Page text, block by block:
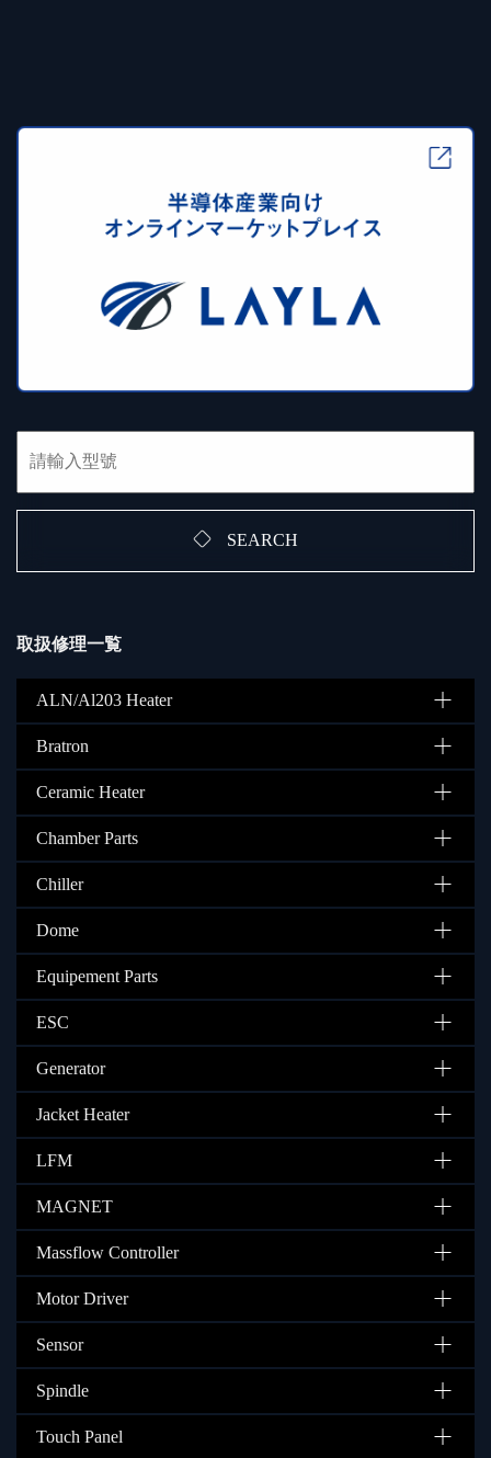
SEARCH
取扱修理一覧
ALN/Al203 Heater
Bratron
Ceramic Heater
Chamber Parts
Chiller
Dome
Equipement Parts
ESC
Generator
Jacket Heater
LFM
MAGNET
Massflow Controller
Motor Driver
Sensor
Spindle
Touch Panel